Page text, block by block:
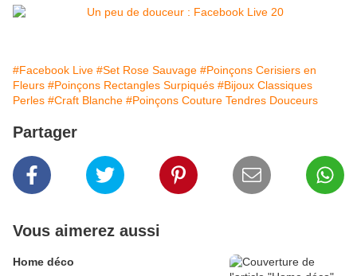
#Facebook Live #Set Rose Sauvage #Poinçons Cerisiers en
Fleurs #Poinçons Rectangles Surpiqués #Bijoux Classiques
Perles #Craft Blanche #Poinçons Couture Tendres Douceurs
Partager
Vous aimerez aussi
Home déco